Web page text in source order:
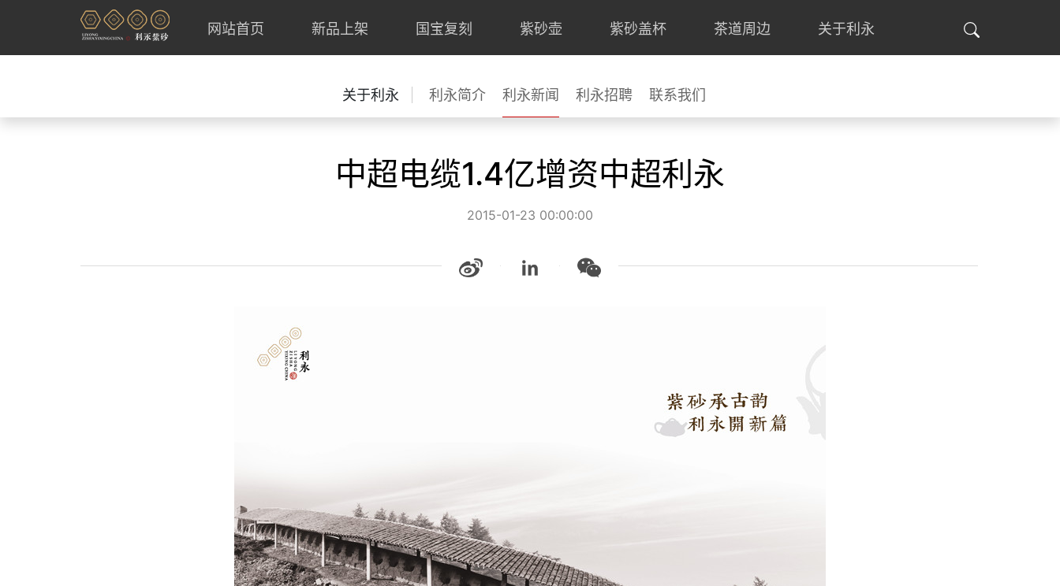
网站首页 新品上架 国宝复刻 紫砂壶 紫砂盖杯 茶道周边 关于利永
关于利永 利永简介 利永新闻 利永招聘 联系我们
中超电缆1.4亿增资中超利永
2015-01-23 00:00:00